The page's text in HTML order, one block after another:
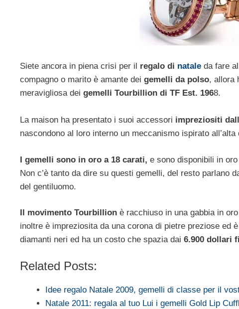
Siete ancora in piena crisi per il regalo di natale da fare
compagno o marito è amante dei gemelli da polso, allora
meravigliosa dei gemelli Tourbillion di TF Est. 1968.
La maison ha presentato i suoi accessori impreziositi
nascondono al loro interno un meccanismo ispirato all’alta
I gemelli sono in oro a 18 carati, e sono disponibili in
Non c’è tanto da dire su questi gemelli, del resto parlano
del gentiluomo.
Il movimento Tourbillion è racchiuso in una gabbia in
inoltre è impreziosita da una corona di pietre preziose ed
diamanti neri ed ha un costo che spazia dai 6.900 dollari
Related Posts:
Idee regalo Natale 2009, gemelli di classe per il
Natale 2011: regala al tuo Lui i gemelli Gold Lip